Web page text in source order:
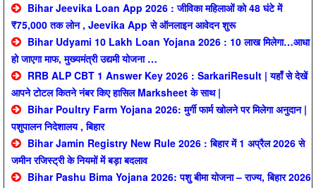
Bihar Jeevika Loan App 2026 : जीविका महिलाओं को 48 घंटे में
₹75,000 तक लोन , Jeevika App से ऑनलाइन आवेदन शुरू
Bihar Udyami 10 Lakh Loan Yojana 2026 : 10 लाख मिलेगा…आधा
हो जाएगा माफ, मुख्यमंत्री उद्यमी योजना …
RRB ALP CBT 1 Answer Key 2026 : SarkariResult | यहाँ से देखें
आपने टोटल कितने नंबर किए हासिल Marksheet के साथ |
Bihar Poultry Farm Yojana 2026: मुर्गी फार्म खोलने पर मिलेगा अनुदान |
पशुपालन निदेशालय , बिहार
Bihar Jamin Registry New Rule 2026 : बिहार में 1 अप्रैल 2026 से
जमीन रजिस्ट्री के नियमों में बड़ा बदलाव
Bihar Pashu Bima Yojana 2026: पशु बीमा योजना – राज्य, बिहार 2026